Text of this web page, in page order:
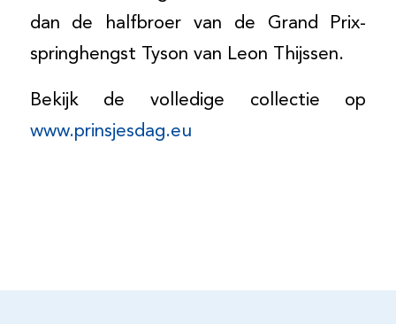
dan de halfbroer van de Grand Prix-
springhengst Tyson van Leon Thijssen.
Bekijk de volledige collectie op
www.prinsjesdag.eu